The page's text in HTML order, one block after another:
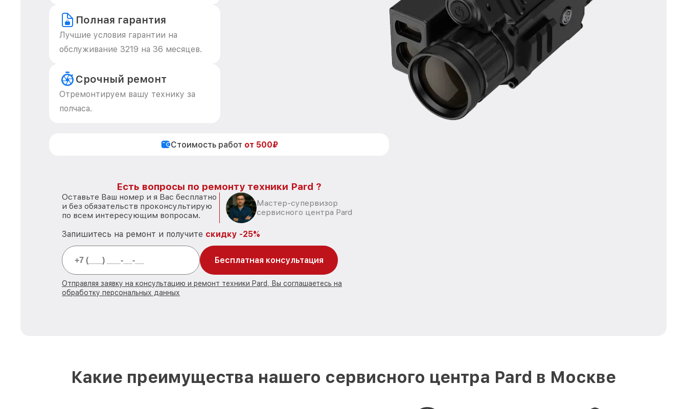
Полная гарантия
Лучшие условия гарантии на
обслуживание 3219 на 36 месяцев.
Срочный ремонт
Отремонтируем вашу технику за
полчаса.
Стоимость работ от 500₽
Есть вопросы по ремонту техники Pard ?
Оставьте Ваш номер и я Вас бесплатно
и без обязательств проконсультирую
по всем интересующим вопросам.
Мастер-супервизор
сервисного центра Pard
Запишитесь на ремонт и получите скидку -25%
Бесплатная консультация
Отправляя заявку на консультацию и ремонт техники Pard, Вы соглашаетесь на
обработку персональных данных
Какие преимущества нашего сервисного центра Pard в Москве